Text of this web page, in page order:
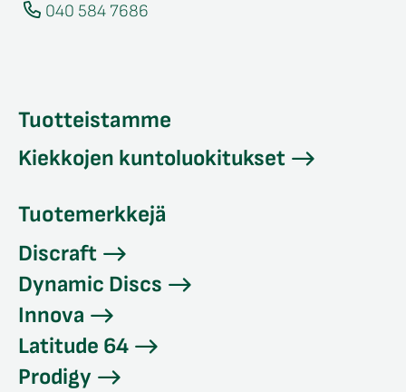
040 584 7686
Tuotteistamme
Kiekkojen kuntoluokitukset
Tuotemerkkejä
Discraft
Dynamic Discs
Innova
Latitude 64
Prodigy